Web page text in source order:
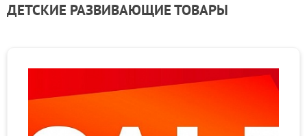
ДЕТСКИЕ РАЗВИВАЮЩИЕ ТОВАРЫ